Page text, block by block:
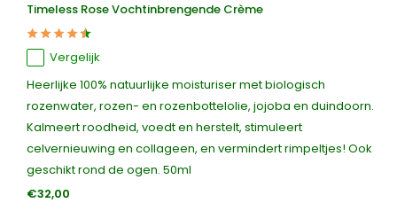
Timeless Rose Vochtinbrengende Crème
Vergelijk
Heerlijke 100% natuurlijke moisturiser met biologisch
rozenwater, rozen- en rozenbottelolie, jojoba en duindoorn.
Kalmeert roodheid, voedt en herstelt, stimuleert
celvernieuwing en collageen, en vermindert rimpeltjes! Ook
geschikt rond de ogen. 50ml
€32,00